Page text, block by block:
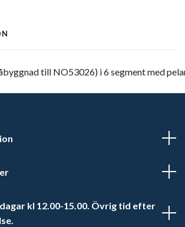
till NO53026) i 6 segment med
kl 12.00-15.00. Övrig tid efter